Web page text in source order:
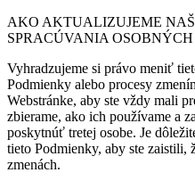
AKO AKTUALIZUJEME
SPRACÚVANIA
Vyhradzujeme si právo meniť
Podmienky alebo procesy
Webstránke, aby ste vždy mali
zbierame, ako ich používame a
poskytnúť tretej osobe. Je
tieto Podmienky, aby ste
zmenách.